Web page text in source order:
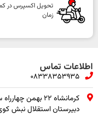
تحویل اکسپرس در
زمان
اطلاعات تماس
08338353935
کرمانشاه ۲۲
دبیرستان استقلال نبش کوی ۱۲۷ خانه پروتئین